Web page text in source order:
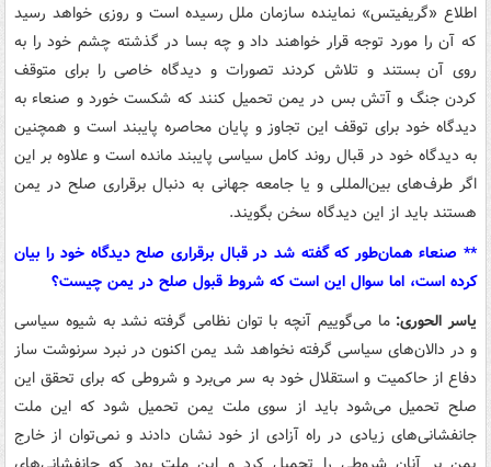
اطلاع «گریفیتس» نماینده سازمان ملل رسیده است و روزی خواهد رسید
که آن را مورد توجه قرار خواهند داد و چه بسا در گذشته چشم خود را به
روی آن بستند و تلاش کردند تصورات و دیدگاه خاصی را برای متوقف
کردن جنگ و آتش بس در یمن تحمیل کنند که شکست خورد و صنعاء به
دیدگاه خود برای توقف این تجاوز و پایان محاصره پایبند است و همچنین
به دیدگاه خود در قبال روند کامل سیاسی پایبند مانده است و علاوه بر این
اگر طرف‌های بین‌المللی و یا جامعه جهانی به دنبال برقراری صلح در یمن
هستند باید از این دیدگاه سخن بگویند.
** صنعاء همان‌طور که گفته شد در قبال برقراری صلح دیدگاه خود را بیان
کرده است، اما سوال این است که شروط قبول صلح در یمن چیست؟
یاسر الحوری:ما می‌گوییم آنچه با توان نظامی گرفته نشد به شیوه سیاسی
و در دالان‌های سیاسی گرفته نخواهد شد یمن اکنون در نبرد سرنوشت ساز
دفاع از حاکمیت و استقلال خود به سر می‌برد و شروطی که برای تحقق این
صلح تحمیل می‌شود باید از سوی ملت یمن تحمیل شود که این ملت
جانفشانی‌های زیادی در راه آزادی از خود نشان دادند و نمی‌توان از خارج